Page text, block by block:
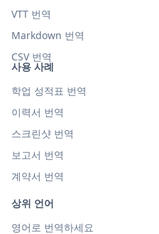
사용 사례
학업 성적표 번역
이력서 번역
스크린샷 번역
보고서 번역
계약서 번역
상위 언어
영어로 번역하세요
VTT 번역
Markdown 번역
CSV 번역